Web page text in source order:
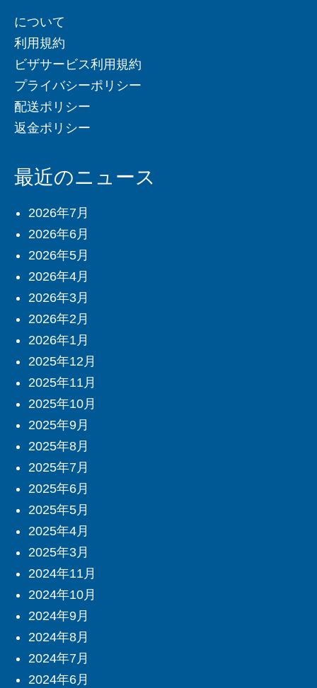
について
利用規約
ビザサービス利用規約
プライバシーポリシー
配送ポリシー
返金ポリシー
最近のニュース
2026年7月
2026年6月
2026年5月
2026年4月
2026年3月
2026年2月
2026年1月
2025年12月
2025年11月
2025年10月
2025年9月
2025年8月
2025年7月
2025年6月
2025年5月
2025年4月
2025年3月
2024年11月
2024年10月
2024年9月
2024年8月
2024年7月
2024年6月